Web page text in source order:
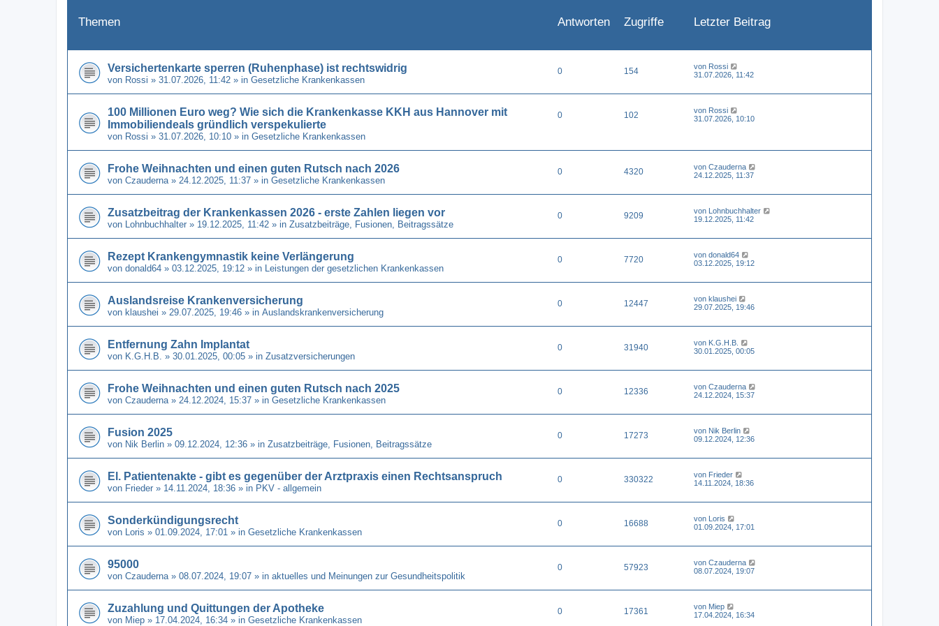
Themen Antworten Zugriffe Letzter Beitrag
Versichertenkarte sperren (Ruhenphase) ist rechtswidrig
von Rossi » 31.07.2026, 11:42 » in Gesetzliche Krankenkassen
0 154 von Rossi
31.07.2026, 11:42
100 Millionen Euro weg? Wie sich die Krankenkasse KKH aus Hannover mit
Immobiliendeals gründlich verspekulierte
von Rossi » 31.07.2026, 10:10 » in Gesetzliche Krankenkassen
0 102 von Rossi
31.07.2026, 10:10
Frohe Weihnachten und einen guten Rutsch nach 2026
von Czauderna » 24.12.2025, 11:37 » in Gesetzliche Krankenkassen
0 4320 von Czauderna
24.12.2025, 11:37
Zusatzbeitrag der Krankenkassen 2026 - erste Zahlen liegen vor
von Lohnbuchhalter » 19.12.2025, 11:42 » in Zusatzbeiträge, Fusionen, Beitragssätze
0 9209 von Lohnbuchhalter
19.12.2025, 11:42
Rezept Krankengymnastik keine Verlängerung
von donald64 » 03.12.2025, 19:12 » in Leistungen der gesetzlichen Krankenkassen
0 7720 von donald64
03.12.2025, 19:12
Auslandsreise Krankenversicherung
von klaushei » 29.07.2025, 19:46 » in Auslandskrankenversicherung
0 12447 von klaushei
29.07.2025, 19:46
Entfernung Zahn Implantat
von K.G.H.B. » 30.01.2025, 00:05 » in Zusatzversicherungen
0 31940 von K.G.H.B.
30.01.2025, 00:05
Frohe Weihnachten und einen guten Rutsch nach 2025
von Czauderna » 24.12.2024, 15:37 » in Gesetzliche Krankenkassen
0 12336 von Czauderna
24.12.2024, 15:37
Fusion 2025
von Nik Berlin » 09.12.2024, 12:36 » in Zusatzbeiträge, Fusionen, Beitragssätze
0 17273 von Nik Berlin
09.12.2024, 12:36
El. Patientenakte - gibt es gegenüber der Arztpraxis einen Rechtsanspruch
von Frieder » 14.11.2024, 18:36 » in PKV - allgemein
0 330322 von Frieder
14.11.2024, 18:36
Sonderkündigungsrecht
von Loris » 01.09.2024, 17:01 » in Gesetzliche Krankenkassen
0 16688 von Loris
01.09.2024, 17:01
95000
von Czauderna » 08.07.2024, 19:07 » in aktuelles und Meinungen zur Gesundheitspolitik
0 57923 von Czauderna
08.07.2024, 19:07
Zuzahlung und Quittungen der Apotheke
von Miep » 17.04.2024, 16:34 » in Gesetzliche Krankenkassen
0 17361 von Miep
17.04.2024, 16:34